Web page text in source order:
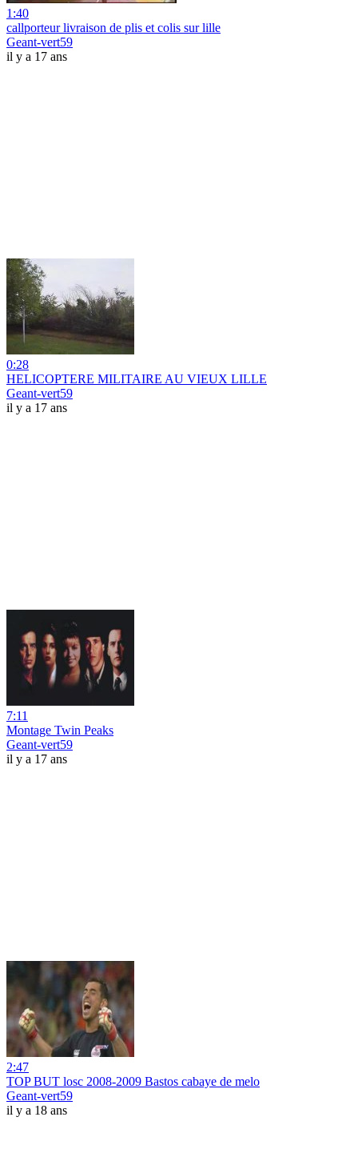
1:40
callporteur livraison de plis et colis sur lille
Geant-vert59
il y a 17 ans
0:28
HELICOPTERE MILITAIRE AU VIEUX LILLE
Geant-vert59
il y a 17 ans
7:11
Montage Twin Peaks
Geant-vert59
il y a 17 ans
2:47
TOP BUT losc 2008-2009 Bastos cabaye de melo
Geant-vert59
il y a 18 ans